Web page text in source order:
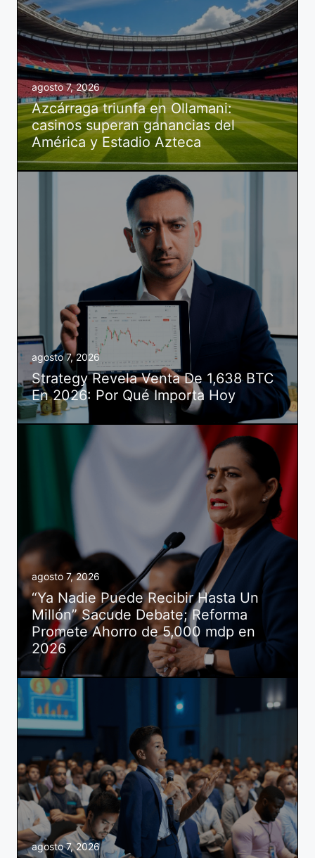
agosto 7, 2026
Azcárraga triunfa en Ollamani:
casinos superan ganancias del
América y Estadio Azteca
agosto 7, 2026
Strategy Revela Venta De 1,638 BTC
En 2026: Por Qué Importa Hoy
agosto 7, 2026
“Ya Nadie Puede Recibir Hasta Un
Millón” Sacude Debate; Reforma
Promete Ahorro de 5,000 mdp en
2026
agosto 7, 2026